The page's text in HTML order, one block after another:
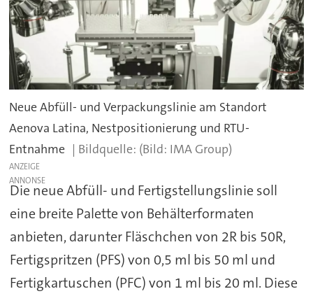
Neue Abfüll- und Verpackungslinie am Standort
Aenova Latina, Nestpositionierung und RTU-
Entnahme
(Bild: IMA Group)
ANZEIGE
Die neue Abfüll- und Fertigstellungslinie soll
eine breite Palette von Behälterformaten
anbieten, darunter Fläschchen von 2R bis 50R,
Fertigspritzen (PFS) von 0,5 ml bis 50 ml und
Fertigkartuschen (PFC) von 1 ml bis 20 ml. Diese